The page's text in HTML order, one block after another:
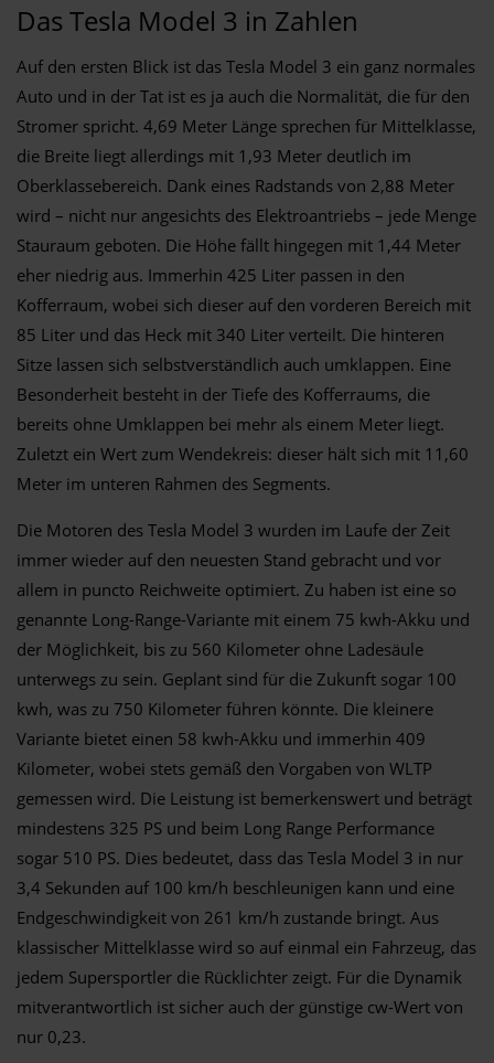
Das Tesla Model 3 in Zahlen
Auf den ersten Blick ist das Tesla Model 3 ein ganz normales
Auto und in der Tat ist es ja auch die Normalität, die für den
Stromer spricht. 4,69 Meter Länge sprechen für Mittelklasse,
die Breite liegt allerdings mit 1,93 Meter deutlich im
Oberklassebereich. Dank eines Radstands von 2,88 Meter
wird – nicht nur angesichts des Elektroantriebs – jede Menge
Stauraum geboten. Die Höhe fällt hingegen mit 1,44 Meter
eher niedrig aus. Immerhin 425 Liter passen in den
Kofferraum, wobei sich dieser auf den vorderen Bereich mit
85 Liter und das Heck mit 340 Liter verteilt. Die hinteren
Sitze lassen sich selbstverständlich auch umklappen. Eine
Besonderheit besteht in der Tiefe des Kofferraums, die
bereits ohne Umklappen bei mehr als einem Meter liegt.
Zuletzt ein Wert zum Wendekreis: dieser hält sich mit 11,60
Meter im unteren Rahmen des Segments.
Die Motoren des Tesla Model 3 wurden im Laufe der Zeit
immer wieder auf den neuesten Stand gebracht und vor
allem in puncto Reichweite optimiert. Zu haben ist eine so
genannte Long-Range-Variante mit einem 75 kwh-Akku und
der Möglichkeit, bis zu 560 Kilometer ohne Ladesäule
unterwegs zu sein. Geplant sind für die Zukunft sogar 100
kwh, was zu 750 Kilometer führen könnte. Die kleinere
Variante bietet einen 58 kwh-Akku und immerhin 409
Kilometer, wobei stets gemäß den Vorgaben von WLTP
gemessen wird. Die Leistung ist bemerkenswert und beträgt
mindestens 325 PS und beim Long Range Performance
sogar 510 PS. Dies bedeutet, dass das Tesla Model 3 in nur
3,4 Sekunden auf 100 km/h beschleunigen kann und eine
Endgeschwindigkeit von 261 km/h zustande bringt. Aus
klassischer Mittelklasse wird so auf einmal ein Fahrzeug, das
jedem Supersportler die Rücklichter zeigt. Für die Dynamik
mitverantwortlich ist sicher auch der günstige cw-Wert von
nur 0,23.